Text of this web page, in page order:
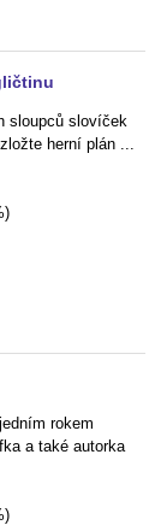
sloupců slovíček
herní plán ...
rokem
a také autorka